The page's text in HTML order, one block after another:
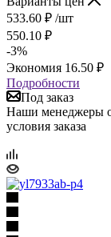
533.60 ₽ /шт
550.10 ₽
-3%
Экономия 16.50 ₽
Подробности
Под заказ
Наши менеджеры
условия заказа